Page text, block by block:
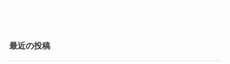
最近の投稿